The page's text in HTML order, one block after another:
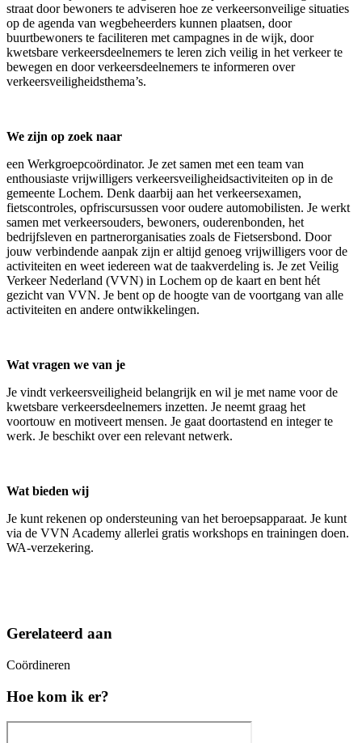
straat door bewoners te adviseren hoe ze verkeersonveilige situaties
op de agenda van wegbeheerders kunnen plaatsen, door
buurtbewoners te faciliteren met campagnes in de wijk, door
kwetsbare verkeersdeelnemers te leren zich veilig in het verkeer te
bewegen en door verkeersdeelnemers te informeren over
verkeersveiligheidsthema’s.
We zijn op zoek naar
een Werkgroepcoördinator. Je zet samen met een team van
enthousiaste vrijwilligers verkeersveiligheidsactiviteiten op in de
gemeente Lochem. Denk daarbij aan het verkeersexamen,
fietscontroles, opfriscursussen voor oudere automobilisten. Je werkt
samen met verkeersouders, bewoners, ouderenbonden, het
bedrijfsleven en partnerorganisaties zoals de Fietsersbond. Door
jouw verbindende aanpak zijn er altijd genoeg vrijwilligers voor de
activiteiten en weet iedereen wat de taakverdeling is. Je zet Veilig
Verkeer Nederland (VVN) in Lochem op de kaart en bent hét
gezicht van VVN. Je bent op de hoogte van de voortgang van alle
activiteiten en andere ontwikkelingen.
Wat vragen we van je
Je vindt verkeersveiligheid belangrijk en wil je met name voor de
kwetsbare verkeersdeelnemers inzetten. Je neemt graag het
voortouw en motiveert mensen. Je gaat doortastend en integer te
werk. Je beschikt over een relevant netwerk.
Wat bieden wij
Je kunt rekenen op ondersteuning van het beroepsapparaat. Je kunt
via de VVN Academy allerlei gratis workshops en trainingen doen.
WA-verzekering.
Gerelateerd aan
Coördineren
Hoe kom ik er?